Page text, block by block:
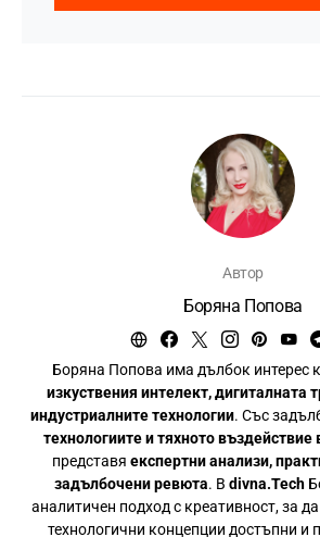
Автор
Боряна Попова
Боряна Попова има дълбок интерес
изкуствения интелект, дигиталната
индустриалните технологии. Със
технологиите и тяхното въздействие
представя експертни анализи,
задълбочени ревюта. В divna.Tech
аналитичен подход с креативност, за
технологични концепции достъпни и